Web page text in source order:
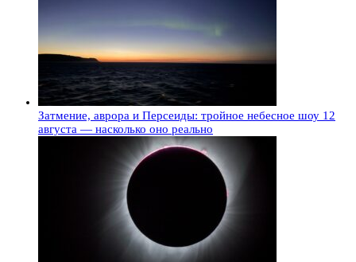
Затмение, аврора и Персеиды: тройное небесное шоу 12
августа — насколько оно реально